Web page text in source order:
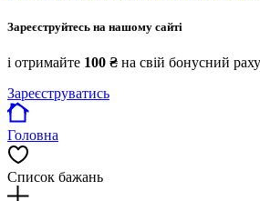
Зареєструйтесь на нашому сайті
і отримайте 100 ₴ на свій бонусний
Зареєструватись
Головна
Список бажань